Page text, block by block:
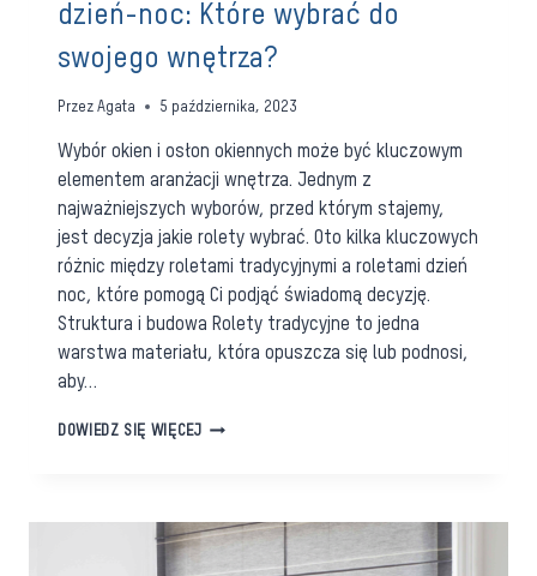
dzień-noc: Które wybrać do
swojego wnętrza?
Przez Agata 5 października, 2023
Wybór okien i osłon okiennych może być kluczowym
elementem aranżacji wnętrza. Jednym z
najważniejszych wyborów, przed którym stajemy,
jest decyzja jakie rolety wybrać. Oto kilka kluczowych
różnic między roletami tradycyjnymi a roletami dzień
noc, które pomogą Ci podjąć świadomą decyzję.
Struktura i budowa Rolety tradycyjne to jedna
warstwa materiału, która opuszcza się lub podnosi,
aby…
DOWIEDZ SIĘ WIĘCEJROLETY
NOC: